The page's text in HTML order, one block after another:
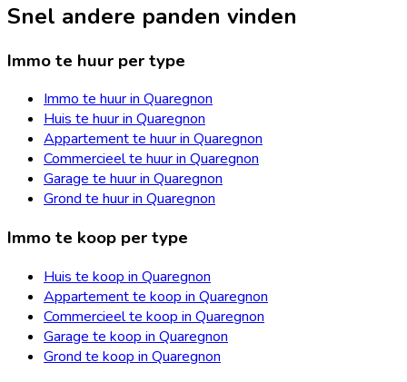
Snel andere panden vinden
Immo te huur per type
Immo te huur in Quaregnon
Huis te huur in Quaregnon
Appartement te huur in Quaregnon
Commercieel te huur in Quaregnon
Garage te huur in Quaregnon
Grond te huur in Quaregnon
Immo te koop per type
Huis te koop in Quaregnon
Appartement te koop in Quaregnon
Commercieel te koop in Quaregnon
Garage te koop in Quaregnon
Grond te koop in Quaregnon